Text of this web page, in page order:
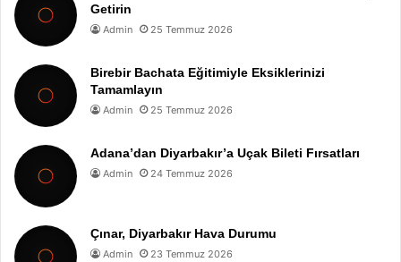
Getirin
Admin 25 Temmuz 2026
Birebir Bachata Eğitimiyle Eksiklerinizi
Tamamlayın
Admin 25 Temmuz 2026
Adana’dan Diyarbakır’a Uçak Bileti Fırsatları
Admin 24 Temmuz 2026
Çınar, Diyarbakır Hava Durumu
Admin 23 Temmuz 2026